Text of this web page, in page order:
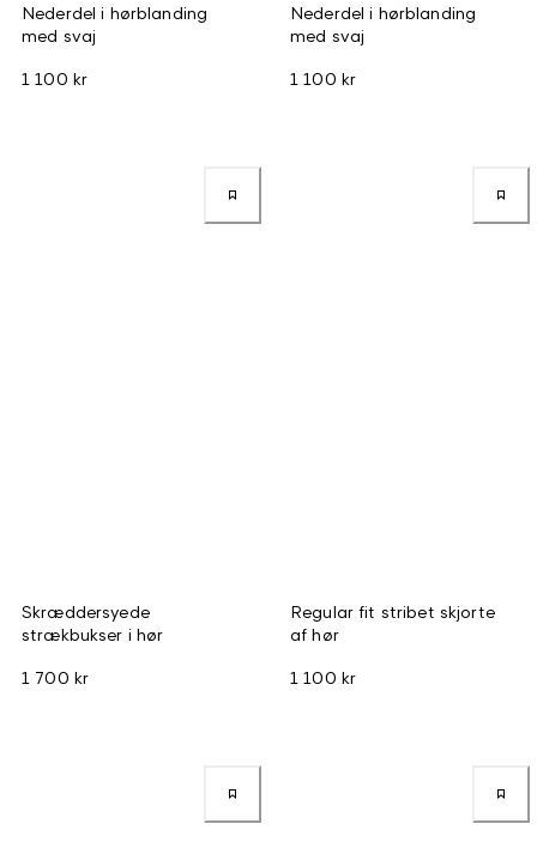
Nederdel i hørblanding
med svaj
1 100 kr
Nederdel i hørblanding
med svaj
1 100 kr
Skræddersyede
strækbukser i hør
1 700 kr
Regular fit stribet skjorte
af hør
1 100 kr